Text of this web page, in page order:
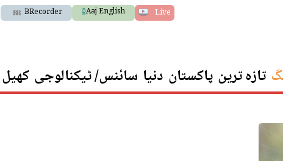
Live
Aaj English
BRecorder
تازہ ترین پاکستان دنیا سائنس/ ٹیکنالوجی کھیل